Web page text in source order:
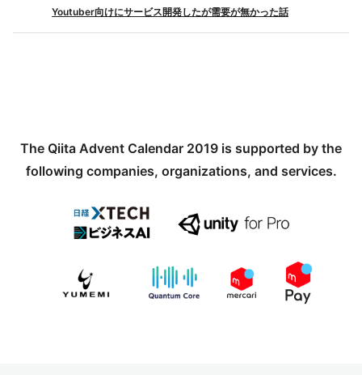
Youtuber向けにサービス開発したが需要が無かった話
The Qiita Advent Calendar 2019 is supported by the
following companies, organizations, and services.